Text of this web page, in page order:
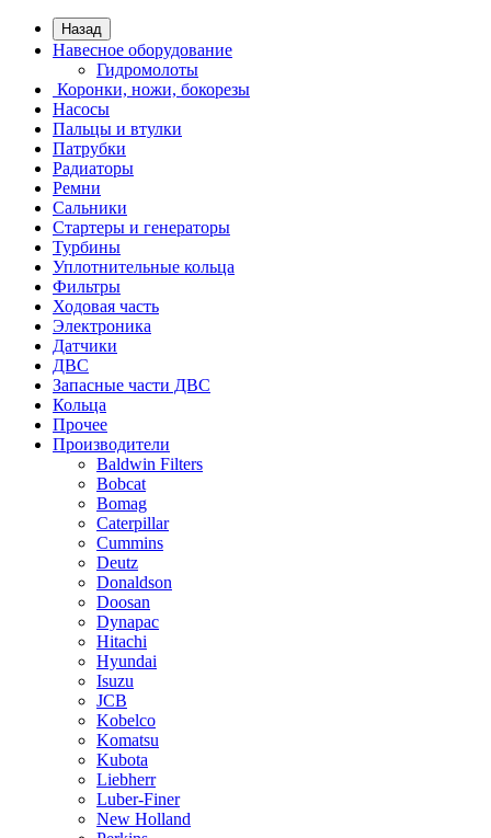
Назад
Навесное оборудование
Гидромолоты
Коронки, ножи, бокорезы
Насосы
Пальцы и втулки
Патрубки
Радиаторы
Ремни
Сальники
Стартеры и генераторы
Турбины
Уплотнительные кольца
Фильтры
Ходовая часть
Электроника
Датчики
ДВС
Запасные части ДВС
Кольца
Прочее
Производители
Baldwin Filters
Bobcat
Bomag
Caterpillar
Cummins
Deutz
Donaldson
Doosan
Dynapac
Hitachi
Hyundai
Isuzu
JCB
Kobelco
Komatsu
Kubota
Liebherr
Luber-Finer
New Holland